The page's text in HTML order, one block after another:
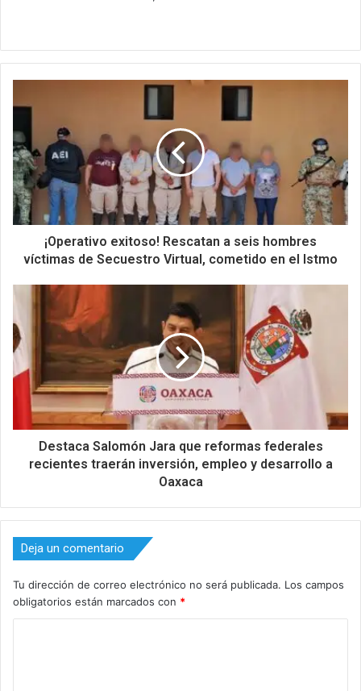
¡Operativo exitoso! Rescatan a seis hombres
víctimas de Secuestro Virtual, cometido en el Istmo
Destaca Salomón Jara que reformas federales
recientes traerán inversión, empleo y desarrollo a
Oaxaca
Deja un comentario
Tu dirección de correo electrónico no será publicada. Los campos
obligatorios están marcados con *